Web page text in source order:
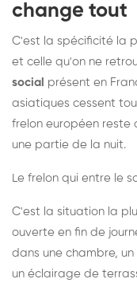
change tout
C'est la spécificité la
et celle qu'on ne
social présent en
asiatiques cessent
frelon européen reste
une partie de la nuit.
Le frelon qui entre le
C'est la situation la
ouverte en fin de
dans une chambre,
un éclairage de